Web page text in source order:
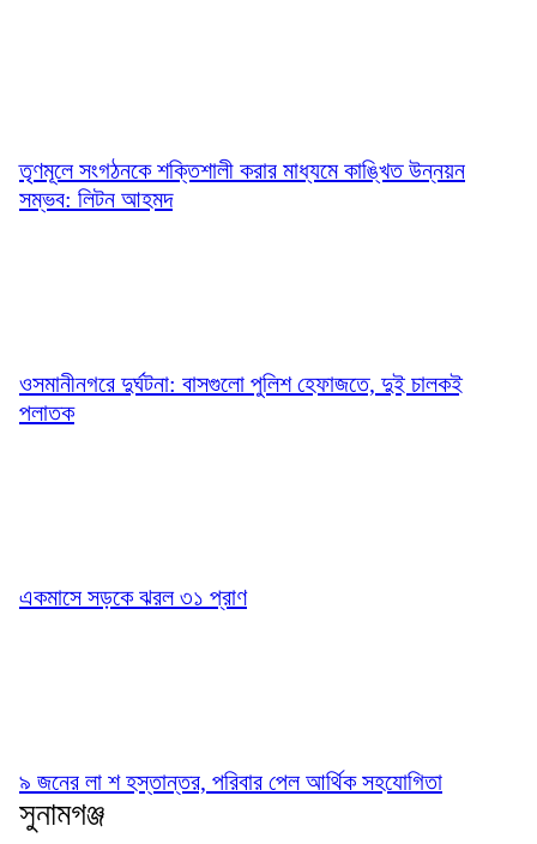
তৃণমূলে সংগঠনকে শক্তিশালী করার মাধ্যমে কাঙ্খিত উন্নয়ন
সম্ভব: লিটন আহমদ
ওসমানীনগরে দুর্ঘটনা: বাসগুলো পুলিশ হেফাজতে, দুই চালকই
পলাতক
একমাসে সড়কে ঝরল ৩১ প্রাণ
৯ জনের লা শ হস্তান্তর, পরিবার পেল আর্থিক সহযোগিতা
সুনামগঞ্জ